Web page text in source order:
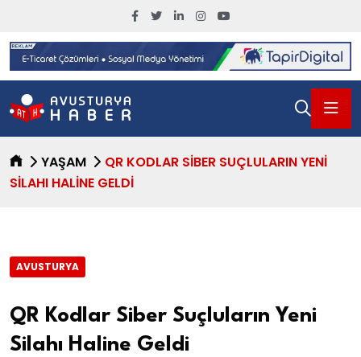
YAŞAM
QR KODLAR SIBER SUÇLULARIN YENI
SILAHI HALINE GELDI
AVUSTURYA
QR Kodlar Siber Suçluların Yeni
Silahı Haline Geldi